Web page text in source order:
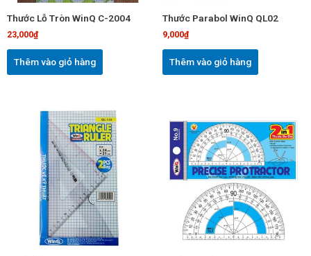
Thước Lỗ Tròn WinQ C-2004
23,000₫
Thêm vào giỏ hàng
Thước Parabol WinQ QL02
9,000₫
Thêm vào giỏ hàng